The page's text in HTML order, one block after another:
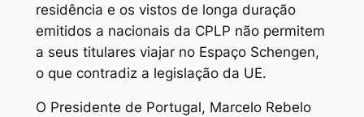
residência e os vistos de longa duração
emitidos a nacionais da CPLP não permitem
a seus titulares viajar no Espaço Schengen,
o que contradiz a legislação da UE.
O Presidente de Portugal, Marcelo Rebelo